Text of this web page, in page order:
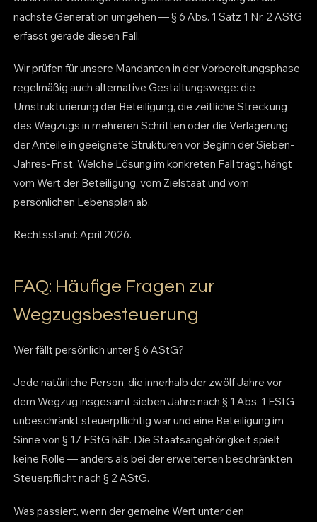
nächste Generation umgehen — § 6 Abs. 1 Satz 1 Nr. 2 AStG
erfasst gerade diesen Fall.
Wir prüfen für unsere Mandanten in der Vorbereitungsphase
regelmäßig auch alternative Gestaltungswege: die
Umstrukturierung der Beteiligung, die zeitliche Streckung
des Wegzugs in mehreren Schritten oder die Verlagerung
der Anteile in geeignete Strukturen vor Beginn der Sieben-
Jahres-Frist. Welche Lösung im konkreten Fall trägt, hängt
vom Wert der Beteiligung, vom Zielstaat und vom
persönlichen Lebensplan ab.
Rechtsstand: April 2026.
FAQ: Häufige Fragen zur
Wegzugsbesteuerung
Wer fällt persönlich unter § 6 AStG?
Jede natürliche Person, die innerhalb der zwölf Jahre vor
dem Wegzug insgesamt sieben Jahre nach § 1 Abs. 1 EStG
unbeschränkt steuerpflichtig war und eine Beteiligung im
Sinne von § 17 EStG hält. Die Staatsangehörigkeit spielt
keine Rolle — anders als bei der erweiterten beschränkten
Steuerpflicht nach § 2 AStG.
Was passiert, wenn der gemeine Wert unter den